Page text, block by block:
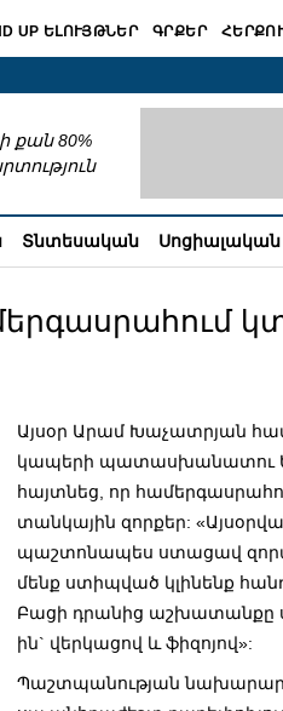
UP ԵԼՈՒՅԹՆԵՐ ԳՐՔԵՐ
քան 80%
Տնտեսական Սոցիալական
Այսօր Արամ Խաչատրյան
կապերի պատասխանատու
հայտնեց, որ
տանկային զորքեր:
պաշտոնապես ստացավ
մենք ստիպված կլինենք
Բացի դրանից աշխատանքը
ին` վերկացով և ֆիզոյով»:
Պաշտպանության